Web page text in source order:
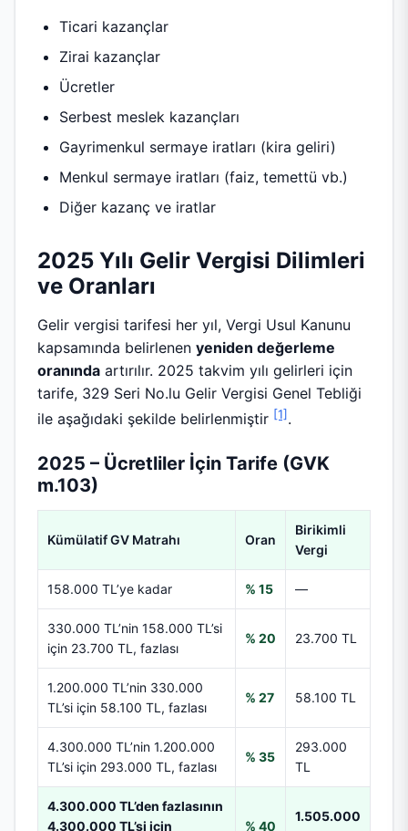
Ticari kazançlar
Zirai kazançlar
Ücretler
Serbest meslek kazançları
Gayrimenkul sermaye iratları (kira geliri)
Menkul sermaye iratları (faiz, temettü vb.)
Diğer kazanç ve iratlar
2025 Yılı Gelir Vergisi Dilimleri
ve Oranları
Gelir vergisi tarifesi her yıl, Vergi Usul Kanunu
kapsamında belirlenen yeniden değerleme
oranında artırılır. 2025 takvim yılı gelirleri için
tarife, 329 Seri No.lu Gelir Vergisi Genel Tebliği
ile aşağıdaki şekilde belirlenmiştir [1] .
2025 – Ücretliler İçin Tarife (GVK
m.103)
Kümülatif GV Matrahı Oran
Birikimli
Vergi
158.000 TL’ye kadar % 15 —
330.000 TL’nin 158.000 TL’si
için 23.700 TL, fazlası
% 20 23.700 TL
1.200.000 TL’nin 330.000
TL’si için 58.100 TL, fazlası
% 27 58.100 TL
4.300.000 TL’nin 1.200.000
TL’si için 293.000 TL, fazlası
% 35
293.000
TL
4.300.000 TL’den fazlasının
4.300.000 TL’si için
% 40
1.505.000